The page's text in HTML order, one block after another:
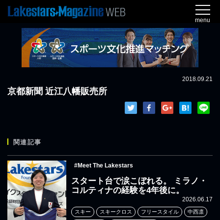
menu
2018.09.21
京都新聞 近江八幡販売所
関連記事
#Meet The Lakestars
スタート台で涙こぼれる。 ミラノ・
コルティナの経験を4年後に。
2026.06.17
スキー スキークロス フリースタイル 中西凛